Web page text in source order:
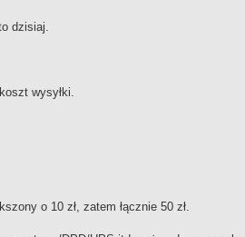
dzisiaj.
wysyłki.
o 10 zł, zatem łącznie 50 zł.